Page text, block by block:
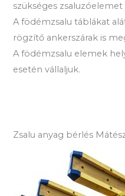
szükséges
A födémzsalu táblákat
rögzítő ankerszárak is
A födémzsalu elemek
esetén vállaljuk.
Zsalu anyag bérlés